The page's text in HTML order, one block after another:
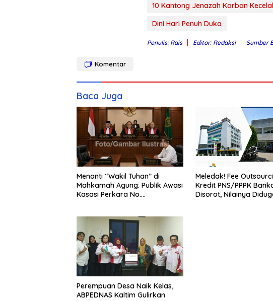
10 Kantong Jenazah Korban
Dini Hari Penuh Duka
Penulis: Rais Editor: Redaksi Sumber
Komentar
Baca Juga
Menanti “Wakil Tuhan” di
Mahkamah Agung: Publik Awasi
Kasasi Perkara No.
Meledak! Fee
Kredit PNS/PPPK
Disorot, Nilainya
Perempuan Desa Naik Kelas,
ABPEDNAS Kaltim Gulirkan